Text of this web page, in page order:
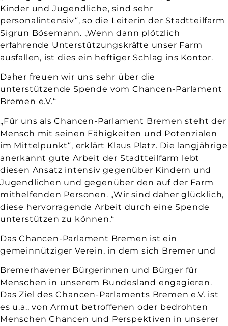
Kinder und Jugendliche, sind sehr
personalintensiv“, so die Leiterin der Stadtteilfarm
Sigrun Bösemann. „Wenn dann plötzlich
erfahrende Unterstützungskräfte unser Farm
ausfallen, ist dies ein heftiger Schlag ins Kontor.
Daher freuen wir uns sehr über die
unterstützende Spende vom Chancen-Parlament
Bremen e.V.“
„Für uns als Chancen-Parlament Bremen steht der
Mensch mit seinen Fähigkeiten und Potenzialen
im Mittelpunkt“, erklärt Klaus Platz. Die langjährige
anerkannt gute Arbeit der Stadtteilfarm lebt
diesen Ansatz intensiv gegenüber Kindern und
Jugendlichen und gegenüber den auf der Farm
mithelfenden Personen. „Wir sind daher glücklich,
diese hervorragende Arbeit durch eine Spende
unterstützen zu können.“
Das Chancen-Parlament Bremen ist ein
gemeinnütziger Verein, in dem sich Bremer und
Bremerhavener Bürgerinnen und Bürger für
Menschen in unserem Bundesland engagieren.
Das Ziel des Chancen-Parlaments Bremen e.V. ist
es u.a., von Armut betroffenen oder bedrohten
Menschen Chancen und Perspektiven in unserer